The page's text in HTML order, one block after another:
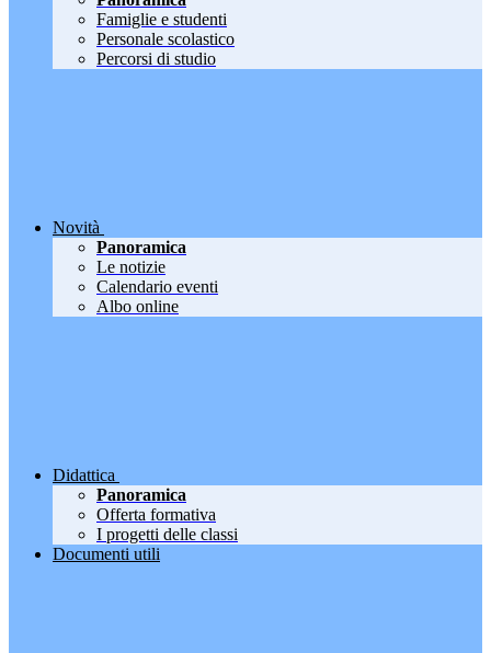
Famiglie e studenti
Personale scolastico
Percorsi di studio
Novità
Panoramica
Le notizie
Calendario eventi
Albo online
Didattica
Panoramica
Offerta formativa
I progetti delle classi
Documenti utili